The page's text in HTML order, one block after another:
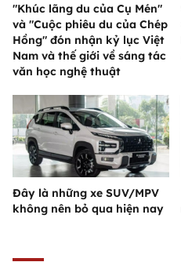
"Khúc lãng du của Cụ Mén"
và "Cuộc phiêu du của Chép
Hồng" đón nhận kỷ lục Việt
Nam và thế giới về sáng tác
văn học nghệ thuật
Đây là những xe SUV/MPV
không nên bỏ qua hiện nay